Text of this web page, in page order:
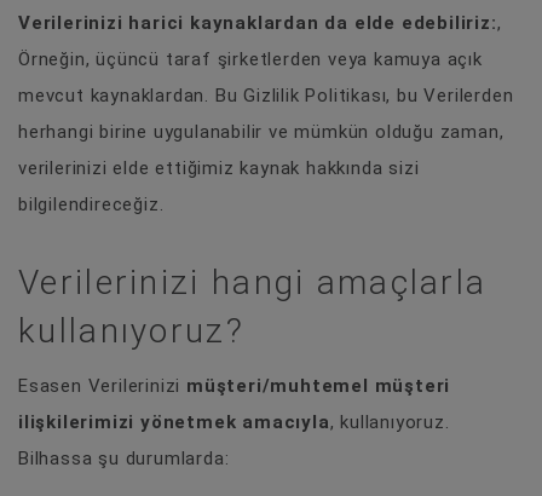
Verilerinizi harici kaynaklardan da elde edebiliriz:,
Örneğin, üçüncü taraf şirketlerden veya kamuya açık
mevcut kaynaklardan. Bu Gizlilik Politikası, bu Verilerden
herhangi birine uygulanabilir ve mümkün olduğu zaman,
verilerinizi elde ettiğimiz kaynak hakkında sizi
bilgilendireceğiz.
Verilerinizi hangi amaçlarla
kullanıyoruz?
Esasen Verilerinizi müşteri/muhtemel müşteri
ilişkilerimizi yönetmek amacıyla, kullanıyoruz.
Bilhassa şu durumlarda: